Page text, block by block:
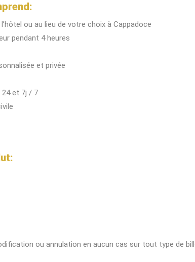
ou au lieu de votre choix à Cappadoce
pendant 4 heures
et privée
24 et 7j / 7
ou annulation en aucun cas sur tout type de